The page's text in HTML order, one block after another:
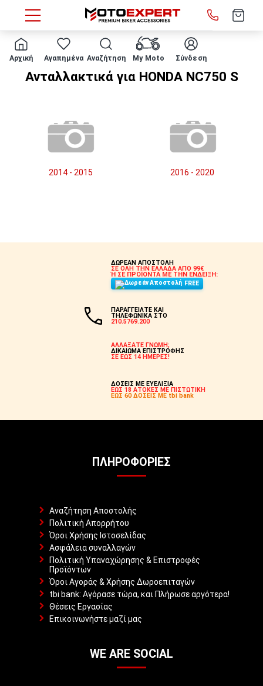
Αρχική Αγαπημένα Αναζήτηση My Moto Σύνδεση
HOME Μάρκα/μοντέλο HONDA NC750 S
Ανταλλακτικά για HONDA NC750 S
2014 - 2015 2016 - 2020
ΔΩΡΕΑΝ ΑΠΟΣΤΟΛΗ
ΣΕ ΟΛΗ ΤΗΝ ΕΛΛΑΔΑ ΑΠΟ 99€
Ή ΣΕ ΠΡΟΪΟΝΤΑ ΜΕ ΤΗΝ ΕΝΔΕΙΞΗ:
FREE
ΠΑΡΑΓΓΕΙΛΤΕ ΚΑΙ
ΤΗΛΕΦΩΝΙΚΑ ΣΤΟ
210.5769.200
ΑΛΛΑΞΑΤΕ ΓΝΩΜΗ;
ΔΙΚΑΙΩΜΑ ΕΠΙΣΤΡΟΦΗΣ
ΣΕ ΕΩΣ 14 ΗΜΕΡΕΣ!
ΔΟΣΕΙΣ ΜΕ ΕΥΕΛΙΞΙΑ
ΕΩΣ 18 ΑΤΟΚΕΣ ΜΕ ΠΙΣΤΩΤΙΚΗ
ΕΩΣ 60 ΔΟΣΕΙΣ ΜΕ tbi bank
ΠΛΗΡΟΦΟΡΊΕΣ
Αναζήτηση Αποστολής
Πολιτική Απορρήτου
Όροι Χρήσης Ιστοσελίδας
Ασφάλεια συναλλαγών
Πολιτική Υπαναχώρησης & Επιστροφές
Προϊόντων
Όροι Αγοράς & Χρήσης Δωροεπιταγών
tbi bank: Αγόρασε τώρα, και Πλήρωσε αργότερα!
Θέσεις Εργασίας
Επικοινωνήστε μαζί μας
WE ARE SOCIAL